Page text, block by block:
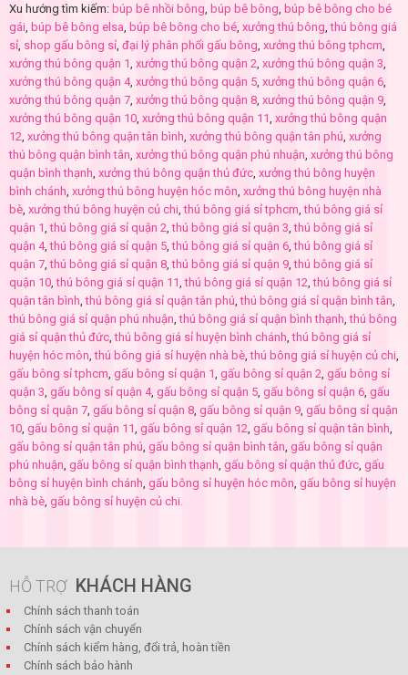
Xu hướng tìm kiếm: búp bê nhồi bông búp bê bông búp bê bông cho bé
gái búp bê bông elsa búp bê bông cho bé xưởng thú bông ,thú bông giá
sỉ shop gấu bông sỉ đại lý phân phối gấu bông xưởng thú bông tphcm
xưởng thú bông quận 1 xưởng thú bông quận 2 xưởng thú bông quận 3
xưởng thú bông quận 4, xưởng thú bông quận 5 xưởng thú bông quận 6
xưởng thú bông quận 7 xưởng thú bông quận 8 xưởng thú bông quận 9
xưởng thú bông quận 10 xưởng thú bông quận 11 xưởng thú bông quận
12 xưởng thú bông quận tân bình xưởng thú bông quận tân phú xưởng
thú bông quận bình tân xưởng thú bông quận phú nhuận xưởng thú bông
quận bình thạnh xưởng thú bông quận thủ đức xưởng thú bông huyện
bình chánh xưởng thú bông huyện hóc môn xưởng thú bông huyện nhà
bè xưởng thú bông huyện củ chi ,thú bông giá sỉ tphcm ,thú bông giá sỉ
quận 1 ,thú bông giá sỉ quận 2 ,thú bông giá sỉ quận 3 ,thú bông giá sỉ
quận 4,thú bông giá sỉ quận 5 ,thú bông giá sỉ quận 6 ,thú bông giá sỉ
quận 7 ,thú bông giá sỉ quận 8 ,thú bông giá sỉ quận 9 ,thú bông giá sỉ
quận 10 ,thú bông giá sỉ quận 11 ,thú bông giá sỉ quận 12 ,thú bông giá sỉ
quận tân bình ,thú bông giá sỉ quận tân phú ,thú bông giá sỉ quận bình tân
thú bông giá sỉ quận phú nhuận ,thú bông giá sỉ quận bình thạnh ,thú bông
giá sỉ quận thủ đức ,thú bông giá sỉ huyện bình chánh ,thú bông giá sỉ
huyện hóc môn ,thú bông giá sỉ huyện nhà bè ,thú bông giá sỉ huyện củ chi
gấu bông sỉ tphcm gấu bông sỉ quận 1 gấu bông sỉ quận 2 gấu bông sỉ
quận 3 gấu bông sỉ quận 4, gấu bông sỉ quận 5 gấu bông sỉ quận 6 gấu
bông sỉ quận 7 gấu bông sỉ quận 8 gấu bông sỉ quận 9 gấu bông sỉ quận
10 gấu bông sỉ quận 11 gấu bông sỉ quận 12 gấu bông sỉ quận tân bình
gấu bông sỉ quận tân phú gấu bông sỉ quận bình tân gấu bông sỉ quận
phú nhuận gấu bông sỉ quận bình thạnh gấu bông sỉ quận thủ đức gấu
bông sỉ huyện bình chánh gấu bông sỉ huyện hóc môn gấu bông sỉ huyện
nhà bè gấu bông sỉ huyện củ chi.
HỖ TRỢ KHÁCH HÀNG
Chính sách thanh toán
Chính sách vận chuyển
Chính sách kiểm hàng, đổi trả, hoàn tiền
Chính sách bảo hành